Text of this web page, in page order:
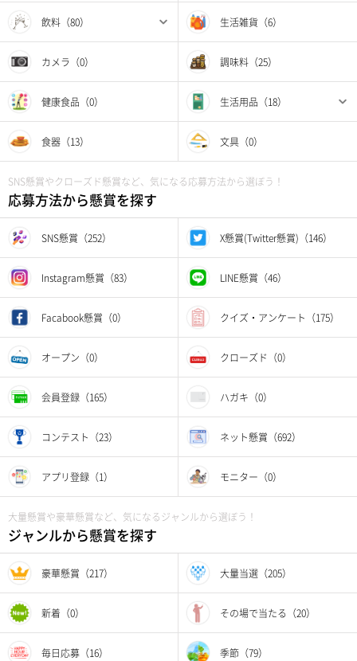
飲料（80） 生活雑貨（6）
カメラ（0） 調味料（25）
健康食品（0） 生活用品（18）
食器（13） 文具（0）
SNS懸賞やクローズド懸賞など、気になる応募方法から選ぼう！
応募方法から懸賞を探す
SNS懸賞（252） X懸賞(Twitter懸賞)（146）
Instagram懸賞（83） LINE懸賞（46）
Facabook懸賞（0） クイズ・アンケート（175）
オープン（0） クローズド（0）
会員登録（165） ハガキ（0）
コンテスト（23） ネット懸賞（692）
アプリ登録（1） モニター（0）
大量懸賞や豪華懸賞など、気になるジャンルから選ぼう！
ジャンルから懸賞を探す
豪華懸賞（217） 大量当選（205）
新着（0） その場で当たる（20）
毎日応募（16） 季節（79）